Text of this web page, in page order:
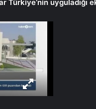
Türkiye’nin uyguladığı